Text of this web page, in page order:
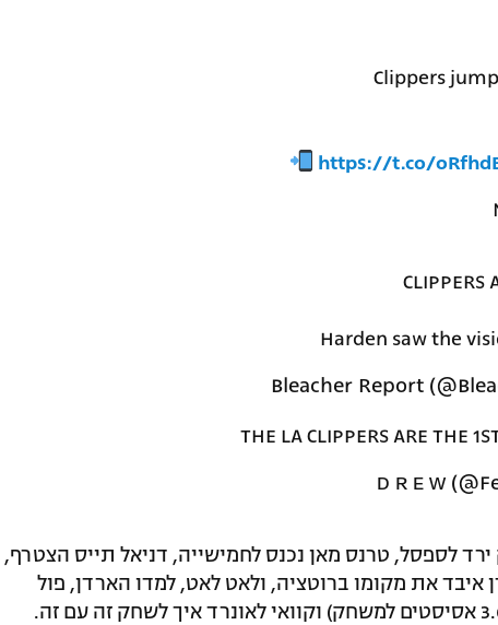
Clippers
https://t.co/
CLIPPERS
Harden saw the
THE LA CLIPPERS ARE THE
לספסל, טרנס מאן נכנס לחמישייה, דניאל תייס הצטרף,
איבד את מקומו ברוטציה, ולאט לאט, למדו הארדן, פול
ג'ורג' (22.6 נקודות, 5.4 ריבאונדים ו-3.6 אסיסטים למשחק) וקוואי לאונרד איך לשחק זה עם זה.